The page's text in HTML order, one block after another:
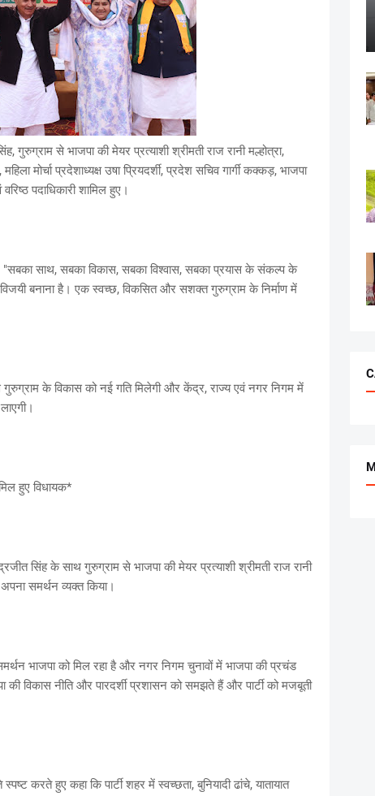
गुरुग्राम से भाजपा की मेयर प्रत्याशी श्रीमती राज रानी मल्होत्रा,
मोर्चा प्रदेशाध्यक्ष उषा प्रियदर्शी, प्रदेश सचिव गार्गी कक्कड़, भाजपा
पदाधिकारी शामिल हुए।
"सबका साथ, सबका विकास, सबका विश्वास, सबका प्रयास के संकल्प के
बनाना है। एक स्वच्छ, विकसित और सशक्त गुरुग्राम के निर्माण में
के विकास को नई गति मिलेगी और केंद्र, राज्य एवं नगर निगम में
हुए विधायक*
सिंह के साथ गुरुग्राम से भाजपा की मेयर प्रत्याशी श्रीमती राज रानी
समर्थन व्यक्त किया।
भाजपा को मिल रहा है और नगर निगम चुनावों में भाजपा की प्रचंड
विकास नीति और पारदर्शी प्रशासन को समझते हैं और पार्टी को मजबूती
करते हुए कहा कि पार्टी शहर में स्वच्छता, बुनियादी ढांचे, यातायात